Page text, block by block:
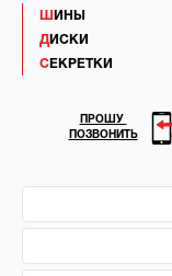
ШИНЫ
ДИСКИ
СЕКРЕТКИ
ПРОШУ
ПОЗВОНИТЬ